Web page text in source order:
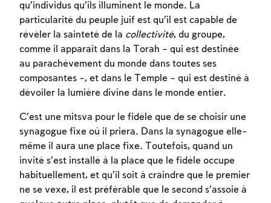
qu’individus qu’ils illuminent le monde. La
particularité du peuple juif est qu’il est capable de
révéler la sainteté de la collectivité, du groupe,
comme il apparaît dans la Torah – qui est destinée
au parachèvement du monde dans toutes ses
composantes –, et dans le Temple – qui est destiné à
dévoiler la lumière divine dans le monde entier.
C’est une mitsva pour le fidèle que de se choisir une
synagogue fixe où il priera. Dans la synagogue elle-
même il aura une place fixe. Toutefois, quand un
invité s’est installé à la place que le fidèle occupe
habituellement, et qu’il soit à craindre que le premier
ne se vexe, il est préférable que le second s’assoie à
Inscription requise
Afin d'enregistrer ce que vous avez étudié,
vous devez vous connectez ou vous
inscrire.
Inscription Connexion